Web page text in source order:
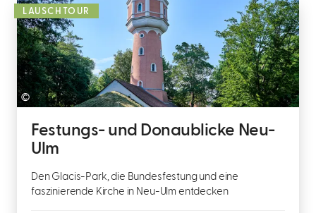
LAUSCHTOUR
©
Festungs- und Donaublicke Neu-
Ulm
Den Glacis-Park, die Bundesfestung und eine
faszinierende Kirche in Neu-Ulm entdecken